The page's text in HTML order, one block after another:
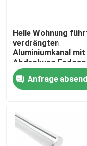
Fabrik-Ausflug
Qualitätskontrolle
Treten Sie mit
Nachrichten
Helle Wohnung
verdrängten
Aluminiumkanal mit
Abdeckung
Clip
Anfrage